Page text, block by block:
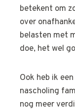
betekent om
over
belasten met
doe, het wel
Ook heb ik
nascholing
nog meer